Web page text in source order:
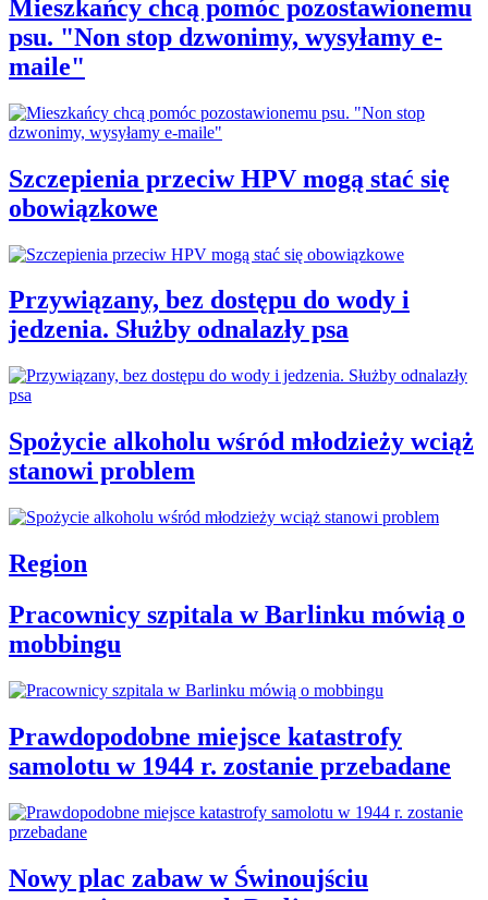
Mieszkańcy chcą pomóc pozostawionemu
psu. "Non stop dzwonimy, wysyłamy e-
maile"
Szczepienia przeciw HPV mogą stać się
obowiązkowe
Przywiązany, bez dostępu do wody i
jedzenia. Służby odnalazły psa
Spożycie alkoholu wśród młodzieży wciąż
stanowi problem
Region
Pracownicy szpitala w Barlinku mówią o
mobbingu
Prawdopodobne miejsce katastrofy
samolotu w 1944 r. zostanie przebadane
Nowy plac zabaw w Świnoujściu